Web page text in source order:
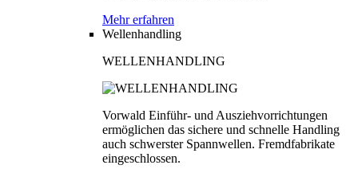
Mehr erfahren
Wellenhandling
WELLENHANDLING
Vorwald Einführ- und Ausziehvorrichtungen
ermöglichen das sichere und schnelle Handling
auch schwerster Spannwellen. Fremdfabrikate
eingeschlossen.